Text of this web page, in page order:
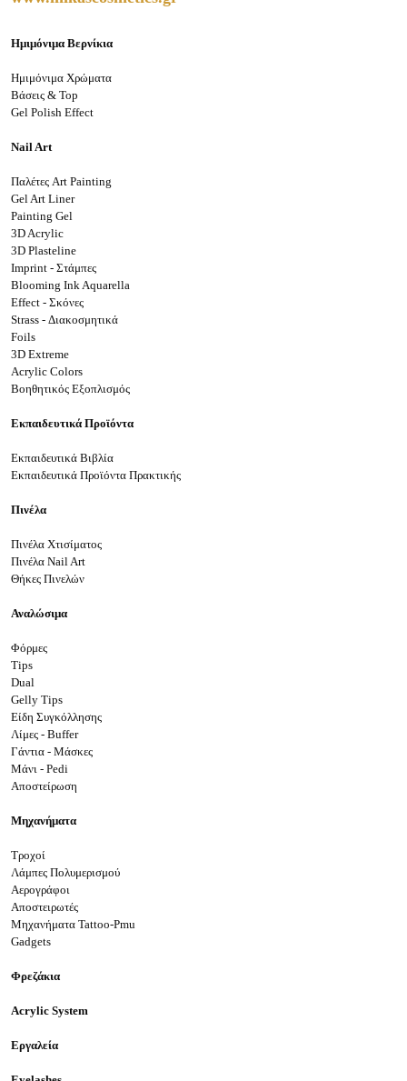
Ημιμόνιμα Βερνίκια
Ημιμόνιμα Χρώματα
Βάσεις & Top
Gel Polish Effect
Nail Art
Παλέτες Art Painting
Gel Art Liner
Painting Gel
3D Acrylic
3D Plasteline
Imprint - Στάμπες
Blooming Ink Aquarella
Effect - Σκόνες
Strass - Διακοσμητικά
Foils
3D Extreme
Acrylic Colors
Βοηθητικός Εξοπλισμός
Εκπαιδευτικά Προϊόντα
Εκπαιδευτικά Βιβλία
Εκπαιδευτικά Προϊόντα Πρακτικής
Πινέλα
Πινέλα Χτισίματος
Πινέλα Nail Art
Θήκες Πινελών
Αναλώσιμα
Φόρμες
Tips
Dual
Gelly Tips
Είδη Συγκόλλησης
Λίμες - Buffer
Γάντια - Μάσκες
Μάνι - Pedi
Αποστείρωση
Μηχανήματα
Τροχοί
Λάμπες Πολυμερισμού
Αερογράφοι
Αποστειρωτές
Μηχανήματα Tattoo-Pmu
Gadgets
Φρεζάκια
Acrylic System
Εργαλεία